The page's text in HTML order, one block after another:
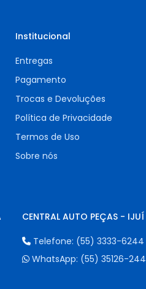
Institucional
Entregas
Pagamento
Trocas e Devoluções
Política de Privacidade
Termos de Uso
Sobre nós
CENTRAL AUTO PEÇAS - IJUÍ
Telefone: (55) 3333-6244
WhatsApp: (55) 35126-244